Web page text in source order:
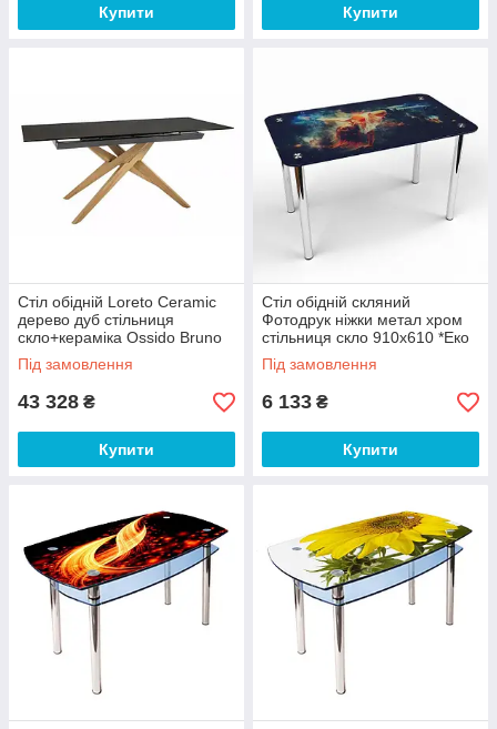
Купити Купити
Стіл обідній Loreto Ceramic
дерево дуб стільниця
скло+кераміка Ossido Bruno
180-230x90х76 см (SignalTM)
Під замовлення
43 328 ₴
Купити
Стіл обідній скляний
Фотодрук ніжки метал хром
стільниця скло 910х610 *Еко
мм (БЦ-стол ТМ)
Під замовлення
6 133 ₴
Купити